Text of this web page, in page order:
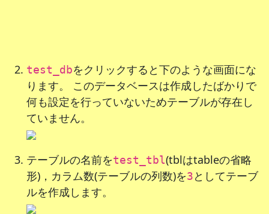
test_dbをクリックすると下のような画面にな
ります。 このデータベースは作成したばかりで
何も設定を行っていないためテーブルが存在し
ていません。
テーブルの名前をtest_tbl(tblはtableの省略
形)，カラム数(テーブルの列数)を3としてテーブ
ルを作成します。